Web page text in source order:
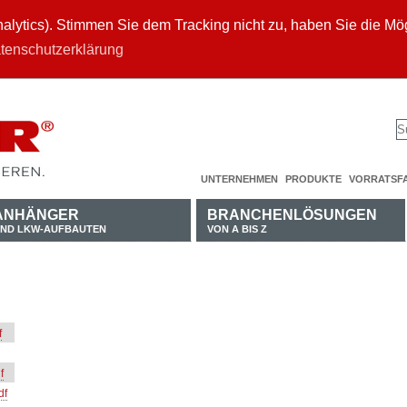
Stimmen Sie dem Tracking nicht zu, haben Sie die
UNTERNEHMEN PRODUKTE
LKW-AUFBAUTEN
BRANCHENLÖSUNGEN
VON A BIS Z